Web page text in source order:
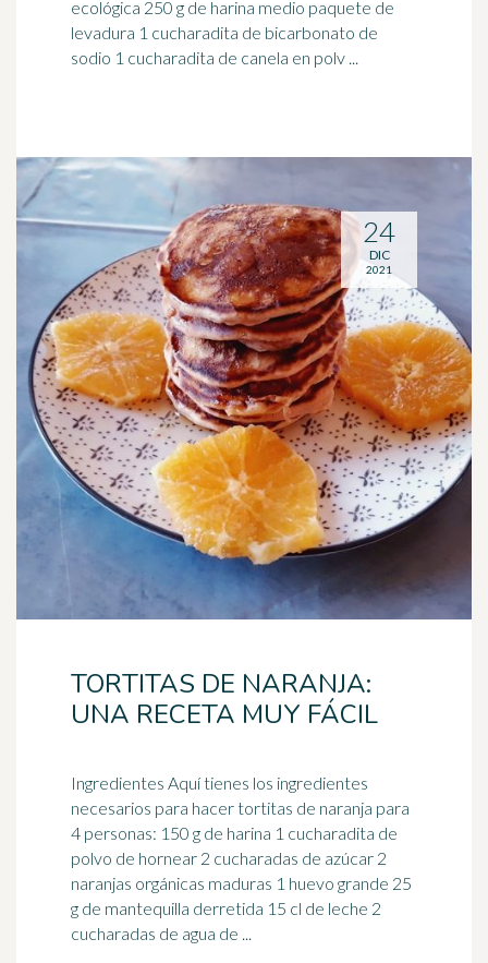
ecológica 250 g de harina medio paquete de
levadura 1 cucharadita de bicarbonato de
sodio 1 cucharadita de canela en polv ...
TORTITAS DE NARANJA:
UNA RECETA MUY FÁCIL
Ingredientes Aquí tienes los ingredientes
necesarios para hacer tortitas de naranja para
4 personas: 150 g de harina 1 cucharadita de
polvo de hornear 2 cucharadas de azúcar 2
naranjas orgánicas maduras 1 huevo grande 25
g de mantequilla derretida 15 cl de leche 2
cucharadas de agua de ...
24
DIC
2021